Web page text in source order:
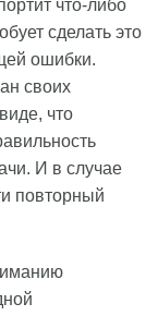
что-либо
сделать это
ошибки.
своих
что
И в случае
повторный